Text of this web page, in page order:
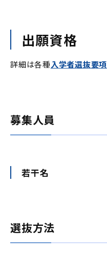
出願資格
詳細は各種入学者選抜要項
募集人員
若干名
選抜方法